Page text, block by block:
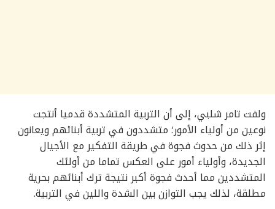
ولفت تامر شلبي، إلى أن التربية المتشددة قدميا أنتجت
نوعين من أولياء الأمور؛ متشددون في تربية أبنائهم ويعانون
إثر ذلك من حدوث فجوة في طريقة التفكير مع الأجيال
الجديدة، وأولياء أمور على العكس تماما من أولئك
المتشددين مما أحدث فجوة أكبر نتيجة ترك أبنائهم بحرية
مطلقة، لذلك يجب التوازن بين الشدة واللين في التربية.